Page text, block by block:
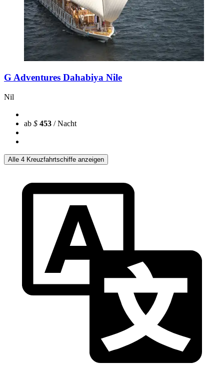
G Adventures Dahabiya Nile
Nil
ab $ 453 / Nacht
Alle 4 Kreuzfahrtschiffe anzeigen